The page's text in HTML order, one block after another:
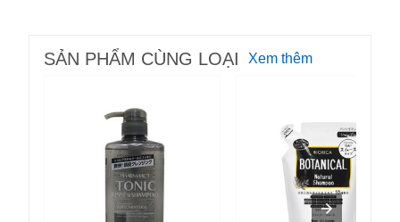
SẢN PHẨM CÙNG LOẠI Xem thêm